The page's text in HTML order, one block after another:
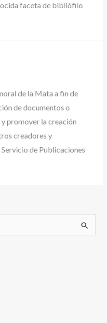
faceta de bibliófilo
de la Mata a fin de
de documentos o
promover la creación
creadores y
de Publicaciones